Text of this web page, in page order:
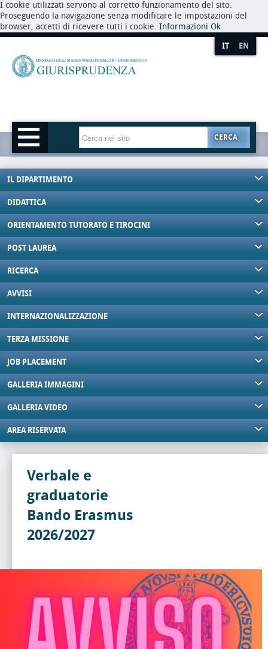
I cookie utilizzati servono al corretto funzionamento del sito.
Proseguendo la navigazione senza modificare le impostazioni del
browser, accetti di ricevere tutti i cookie. Informazioni Ok
IT EN
CERCA
IL DIPARTIMENTO
DIDATTICA
ORIENTAMENTO TUTORATO E TIROCINI
POST LAUREA
RICERCA
AVVISI
INTERNAZIONALIZZAZIONE
TERZA MISSIONE
JOB PLACEMENT
GALLERIA IMMAGINI
GALLERIA VIDEO
AREA RISERVATA
Verbale e
graduatorie
Bando Erasmus
2026/2027